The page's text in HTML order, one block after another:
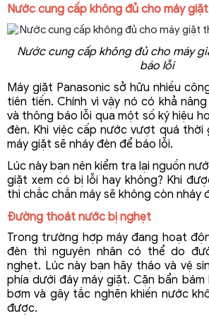
Nước cung cấp không đủ cho máy giặt
Nước cung cấp không đủ cho máy
báo lỗi
Máy giặt Panasonic sở hữu nhiều
tiên tiến. Chính vì vậy nó có khả
và thông báo lỗi qua một số ký hiệu
đèn. Khi việc cấp nước vượt quá thời
máy giặt sẽ nháy đèn để báo lỗi.
Lúc này bạn nên kiểm tra lại nguồn
giặt xem có bị lỗi hay không? Khi
thì chắc chắn máy sẽ không còn nháy
Đường thoát nước bị nghẹt
Trong trường hợp máy đang hoạt
đèn thì nguyên nhân có thể do
nghẹt. Lúc này bạn hãy tháo và vệ
phía dưới đáy máy giặt. Cặn bẩn bám
bơm và gây tắc nghẽn khiến nước
được.